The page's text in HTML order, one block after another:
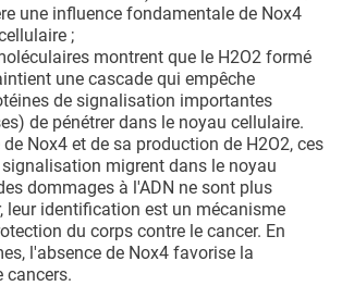
une influence fondamentale de Nox4
;
montrent que le H2O2 formé
une cascade qui empêche
de signalisation importantes
de pénétrer dans le noyau cellulaire.
de Nox4 et de sa production de H2O2, ces
migrent dans le noyau
dommages à l'ADN ne sont plus
leur identification est un mécanisme
du corps contre le cancer. En
l'absence de Nox4 favorise la
cancers.